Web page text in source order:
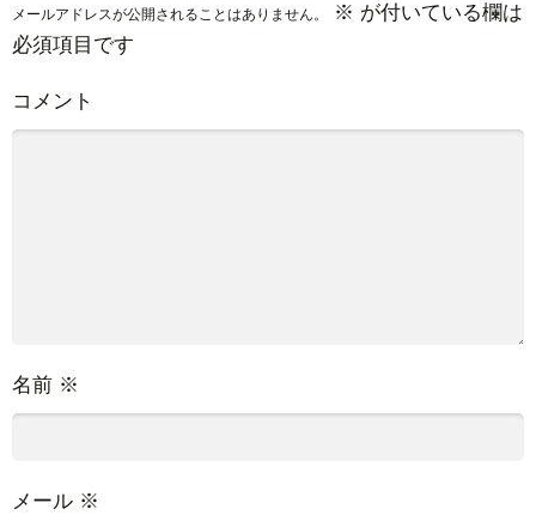
メールアドレスが公開されることはありません。 ※ が付いている欄は
必須項目です
コメント
名前 ※
メール ※